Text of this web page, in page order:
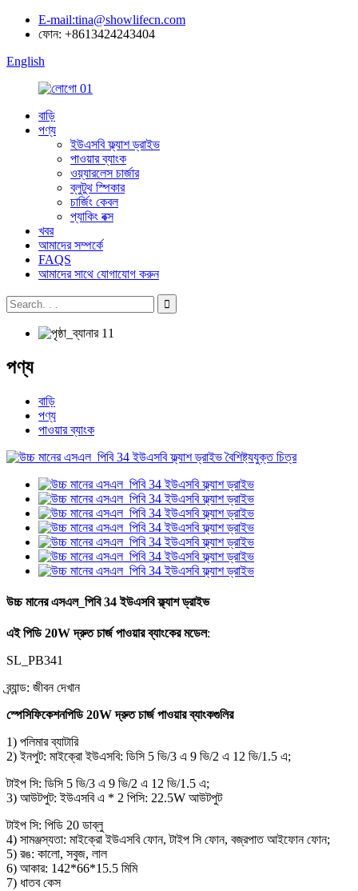
E-mail:tina@showlifecn.com
ফোন: +8613424243404
English
বাড়ি
পণ্য
ইউএসবি ফ্ল্যাশ ড্রাইভ
পাওয়ার ব্যাংক
ওয়্যারলেস চার্জার
ব্লুটুথ স্পিকার
চার্জিং কেবল
প্যাকিং বক্স
খবর
আমাদের সম্পর্কে
FAQS
আমাদের সাথে যোগাযোগ করুন
পণ্য
বাড়ি
পণ্য
পাওয়ার ব্যাংক
উচ্চ মানের এসএল_পিবি 34 ইউএসবি ফ্ল্যাশ ড্রাইভ
এই পিডি 20W দ্রুত চার্জ পাওয়ার ব্যাংকের মডেল:
SL_PB341
ব্র্যান্ড: জীবন দেখান
স্পেসিফিকেশনপিডি 20W দ্রুত চার্জ পাওয়ার ব্যাংকগুলির
1) পলিমার ব্যাটারি
2) ইনপুট: মাইক্রো ইউএসবি: ডিসি 5 ভি/3 এ 9 ভি/2 এ 12 ভি/1.5 এ;
টাইপ সি: ডিসি 5 ভি/3 এ 9 ভি/2 এ 12 ভি/1.5 এ;
3) আউটপুট: ইউএসবি এ * 2 পিসি: 22.5W আউটপুট
টাইপ সি: পিডি 20 ডাব্লু
4) সামঞ্জস্যতা: মাইক্রো ইউএসবি ফোন, টাইপ সি ফোন, বজ্রপাত আইফোন ফোন;
5) রঙ: কালো, সবুজ, লাল
6) আকার: 142*66*15.5 মিমি
7) ধাতব কেস